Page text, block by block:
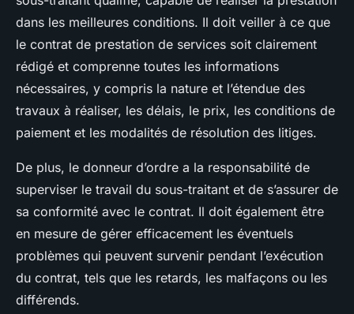
dans les meilleures conditions. Il doit veiller à ce que
le contrat de prestation de services soit clairement
rédigé et comprenne toutes les informations
nécessaires, y compris la nature et l’étendue des
travaux à réaliser, les délais, le prix, les conditions de
paiement et les modalités de résolution des litiges.
De plus, le donneur d’ordre a la responsabilité de
superviser le travail du sous-traitant et de s’assurer de
sa conformité avec le contrat. Il doit également être
en mesure de gérer efficacement les éventuels
problèmes qui peuvent survenir pendant l’exécution
du contrat, tels que les retards, les malfaçons ou les
différends.